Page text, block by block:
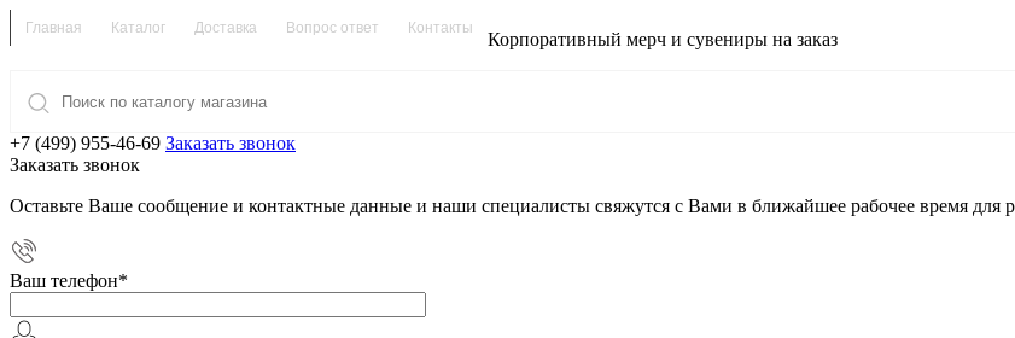
Главная Каталог Доставка Вопрос ответ Контакты
Корпоративный мерч и сувениры на заказ
+7 (499) 955-46-69 Заказать звонок
Заказать звонок
Оставьте Ваше сообщение и контактные данные и наши специалисты свяжутся с Вами в ближайшее рабочее время для
Ваш телефон*